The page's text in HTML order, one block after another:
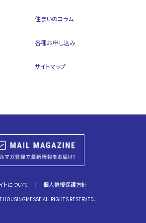
住まいのコラム
各種お申し込み
サイトマップ
HOUSINGMESSE ALLRIGHTS RESERVED.
トについて 個人情報保護方針